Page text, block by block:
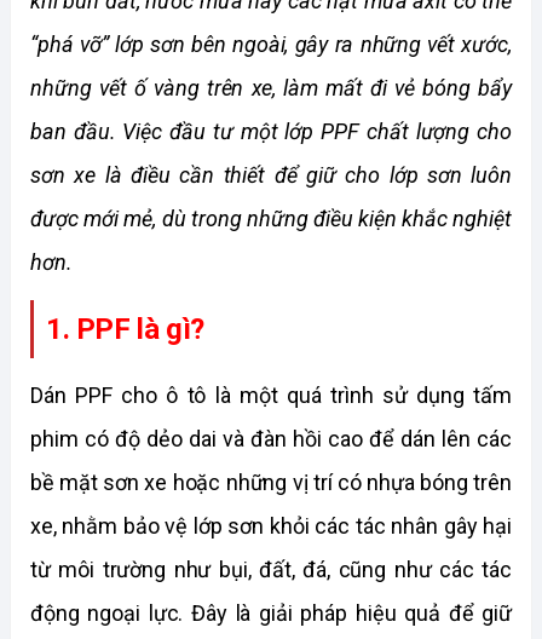
“phá vỡ” lớp sơn bên ngoài, gây ra những vết xước,
những vết ố vàng trên xe, làm mất đi vẻ bóng bẩy
ban đầu. Việc đầu tư một lớp PPF chất lượng cho
sơn xe là điều cần thiết để giữ cho lớp sơn luôn
được mới mẻ, dù trong những điều kiện khắc nghiệt
hơn.
1. PPF là gì?
Dán PPF cho ô tô là một quá trình sử dụng tấm
phim có độ dẻo dai và đàn hồi cao để dán lên các
bề mặt sơn xe hoặc những vị trí có nhựa bóng trên
xe, nhằm bảo vệ lớp sơn khỏi các tác nhân gây hại
từ môi trường như bụi, đất, đá, cũng như các tác
động ngoại lực. Đây là giải pháp hiệu quả để giữ